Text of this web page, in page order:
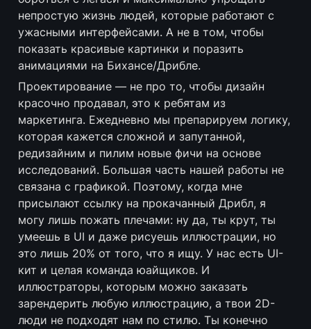
непростую жизнь людей, которые работают с
ужасными интерфейсами. А не в том, чтобы
показать красивые картинки и поразить
анимациями на Бихансе/Дрибле.
Проектирование — не про то, чтобы дизайн
красочно продавал, это к ребятам из
маркетинга. Ежедневно мы препарируем логику,
которая кажется сложной и запутанной,
редизайним и пилим новые фичи на основе
исследований. Большая часть нашей работы не
связана с графикой. Поэтому, когда мне
присылают ссылку на прокачанный Дрибл, я
могу лишь пожать плечами: ну да, ты крут, ты
умеешь в UI и даже рисуешь иллюстрации, но
это лишь 20% от того, что я ищу. У нас есть UI-
кит и целая команда юайщиков. И
иллюстраторы, которым можно заказать
зарендерить любую иллюстрацию, а твои 2D-
люди не подходят нам по стилю. Ты конечно